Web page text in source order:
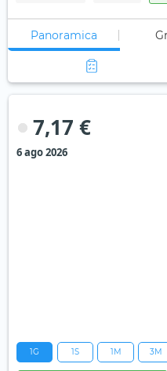
Panoramica
7,17 €
6 ago 2026
1G 1S 1M 3M